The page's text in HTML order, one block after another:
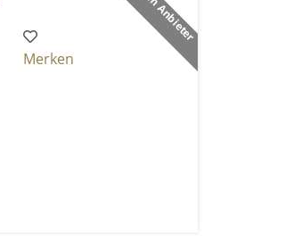
Merken